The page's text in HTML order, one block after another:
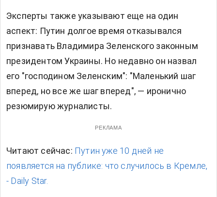
Эксперты также указывают еще на один
аспект: Путин долгое время отказывался
признавать Владимира Зеленского законным
президентом Украины. Но недавно он назвал
его "господином Зеленским": "Маленький шаг
вперед, но все же шаг вперед", — иронично
резюмирую журналисты.
РЕКЛАМА
Читают сейчас: Путин уже 10 дней не
появляется на публике: что случилось в Кремле,
- Daily Star.